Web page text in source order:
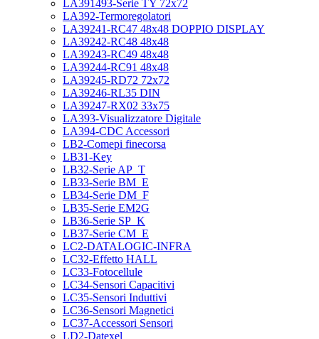
LA391493-Serie TY 72x72
LA392-Termoregolatori
LA39241-RC47 48x48 DOPPIO DISPLAY
LA39242-RC48 48x48
LA39243-RC49 48x48
LA39244-RC91 48x48
LA39245-RD72 72x72
LA39246-RL35 DIN
LA39247-RX02 33x75
LA393-Visualizzatore Digitale
LA394-CDC Accessori
LB2-Comepi finecorsa
LB31-Key
LB32-Serie AP_T
LB33-Serie BM_E
LB34-Serie DM_F
LB35-Serie EM2G
LB36-Serie SP_K
LB37-Serie CM_E
LC2-DATALOGIC-INFRA
LC32-Effetto HALL
LC33-Fotocellule
LC34-Sensori Capacitivi
LC35-Sensori Induttivi
LC36-Sensori Magnetici
LC37-Accessori Sensori
LD2-Datexel